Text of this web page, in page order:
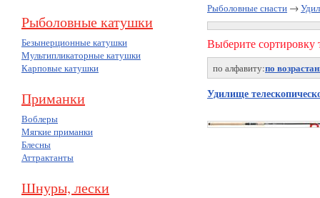
Рыболовные катушки
Безынерционные катушки
Мультипликаторные катушки
Карповые катушки
Приманки
Воблеры
Мягкие приманки
Блесны
Аттрактанты
Шнуры, лески
Рыболовные снасти →
Выберите сортировку
по алфавиту:по
Удилище